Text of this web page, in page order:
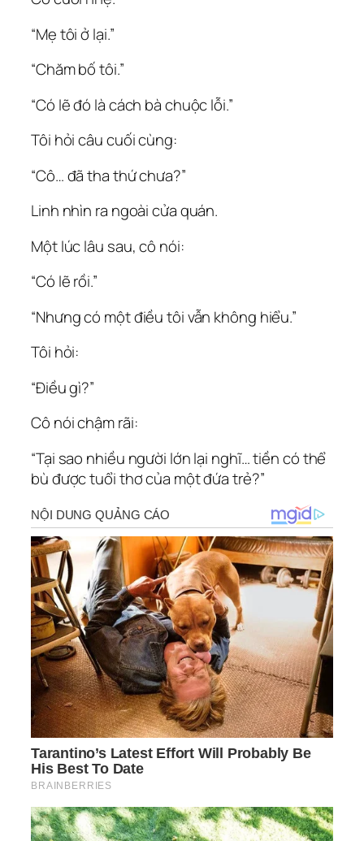
“Mẹ tôi ở lại.”
“Chăm bố tôi.”
“Có lẽ đó là cách bà chuộc lỗi.”
Tôi hỏi câu cuối cùng:
“Cô… đã tha thứ chưa?”
Linh nhìn ra ngoài cửa quán.
Một lúc lâu sau, cô nói:
“Có lẽ rồi.”
“Nhưng có một điều tôi vẫn không hiểu.”
Tôi hỏi:
“Điều gì?”
Cô nói chậm rãi:
“Tại sao nhiều người lớn lại nghĩ… tiền có thể
bù được tuổi thơ của một đứa trẻ?”